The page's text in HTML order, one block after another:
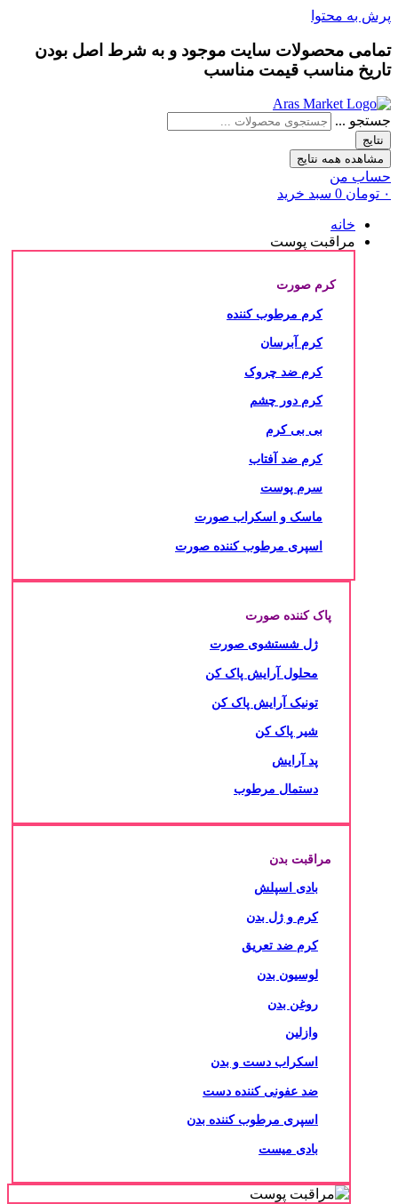
پرش به محتوا
تمامی محصولات سایت موجود و به شرط اصل بودن
تاریخ مناسب قیمت مناسب
جستجو ...
نتایج
مشاهده همه نتایج
حساب من
۰ تومان 0 سبد خرید
خانه
مراقبت پوست
کرم صورت
کرم مرطوب کننده
کرم آبرسان
کرم ضد چروک
کرم دور چشم
بی بی کرم
کرم ضد آفتاب
سرم پوست
ماسک و اسکراب صورت
اسپری مرطوب کننده صورت
پاک کننده صورت
ژل شستشوی صورت
محلول آرایش پاک کن
تونیک آرایش پاک کن
شیر پاک کن
پد آرایش
دستمال مرطوب
مراقبت بدن
بادی اسپلش
کرم و ژل بدن
کرم ضد تعریق
لوسیون بدن
روغن بدن
وازلین
اسکراب دست و بدن
ضد عفونی کننده دست
اسپری مرطوب کننده بدن
بادی میست